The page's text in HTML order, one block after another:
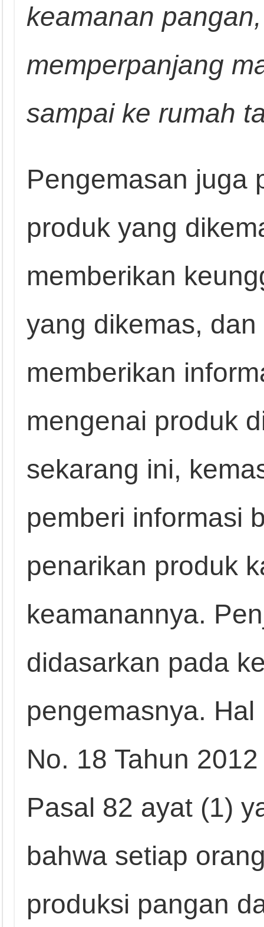
keamanan
memperpanjang
sampai ke rumah
Pengemasan juga
produk yang
memberikan
yang dikemas,
memberikan
mengenai produk
sekarang ini,
pemberi informasi
penarikan produk
keamanannya.
didasarkan pada
pengemasnya.
No. 18 Tahun
Pasal 82 ayat (1)
bahwa setiap
produksi pangan